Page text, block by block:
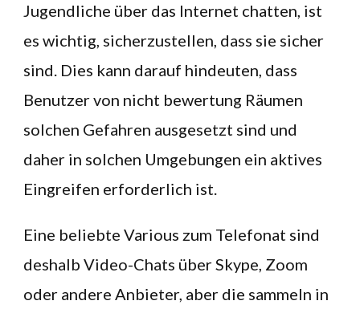
Jugendliche über das Internet chatten, ist
es wichtig, sicherzustellen, dass sie sicher
sind. Dies kann darauf hindeuten, dass
Benutzer von nicht bewertung Räumen
solchen Gefahren ausgesetzt sind und
daher in solchen Umgebungen ein aktives
Eingreifen erforderlich ist.
Eine beliebte Various zum Telefonat sind
deshalb Video-Chats über Skype, Zoom
oder andere Anbieter, aber die sammeln in